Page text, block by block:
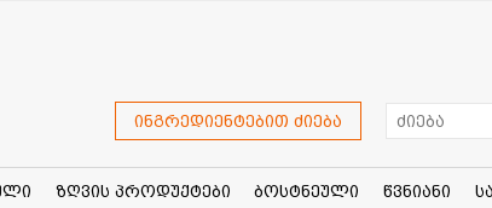
ინგრედიენტებით ძიება
ზღვის პროდუქტები ბოსტნეული წვნიანი